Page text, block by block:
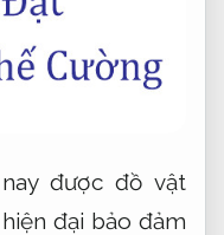
được đồ vật
đại bảo đảm